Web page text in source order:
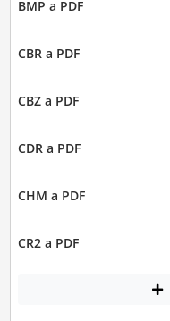
BMP a PDF
CBR a PDF
CBZ a PDF
CDR a PDF
CHM a PDF
CR2 a PDF